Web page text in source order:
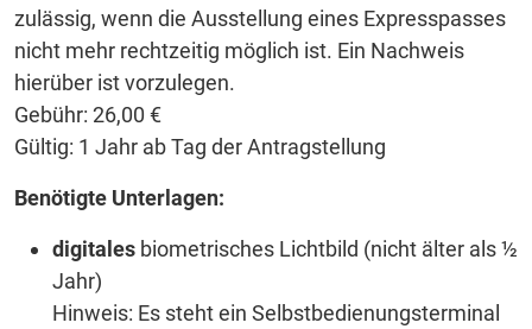
zulässig, wenn die Ausstellung eines Expresspasses
nicht mehr rechtzeitig möglich ist. Ein Nachweis
hierüber ist vorzulegen.
Gebühr: 26,00 €
Gültig: 1 Jahr ab Tag der Antragstellung
Benötigte Unterlagen:
digitales biometrisches Lichtbild (nicht älter als ½
Jahr)
Hinweis: Es steht ein Selbstbedienungsterminal